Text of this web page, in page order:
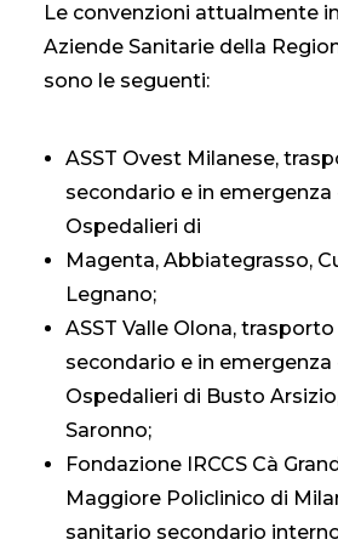
Le convenzioni attualmente
Aziende Sanitarie della
sono le seguenti:
ASST Ovest Milanese,
secondario e in emergenza
Ospedalieri di
Magenta, Abbiategrasso,
Legnano;
ASST Valle Olona,
secondario e in emergenza
Ospedalieri di Busto
Saronno;
Fondazione IRCCS Cà
Maggiore Policlinico di
sanitario secondario